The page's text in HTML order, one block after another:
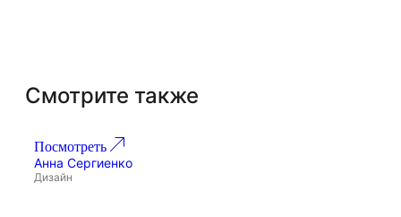
Смотрите также
Проект 268
Посмотреть
Анна Сергиенко
Дизайн